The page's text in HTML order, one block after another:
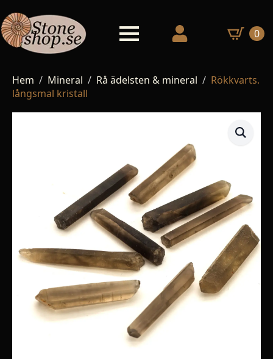
0
Hem Mineral Rå ädelsten & mineral
Rökkvarts.
långsmal kristall